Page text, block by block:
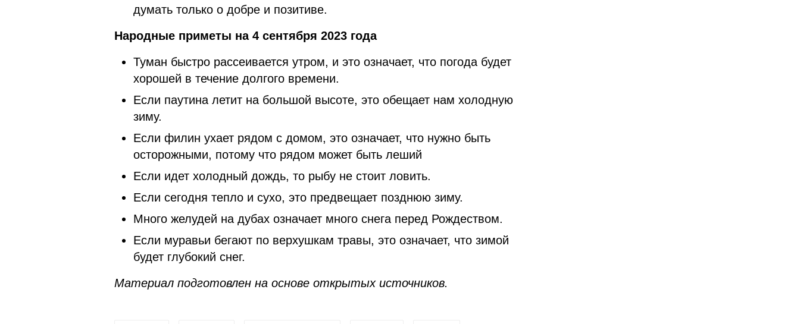
думать только о добре и позитиве.
Народные приметы на 4 сентября 2023 года
Туман быстро рассеивается утром, и это означает, что погода будет
хорошей в течение долгого времени.
Если паутина летит на большой высоте, это обещает нам холодную
зиму.
Если филин ухает рядом с домом, это означает, что нужно быть
осторожными, потому что рядом может быть леший
Если идет холодный дождь, то рыбу не стоит ловить.
Если сегодня тепло и сухо, это предвещает позднюю зиму.
Много желудей на дубах означает много снега перед Рождеством.
Если муравьи бегают по верхушкам травы, это означает, что зимой
будет глубокий снег.
Материал подготовлен на основе открытых источников.